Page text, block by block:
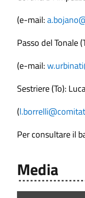
(e-mail:
Passo del Tonale
(e-mail:
Sestriere (To):
(
Per consultare il
Media